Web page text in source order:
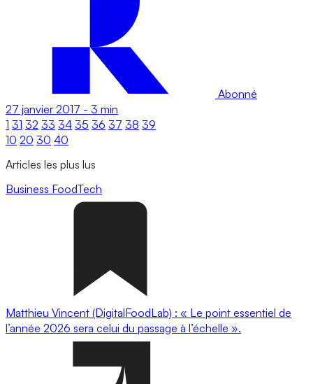
Abonné
27 janvier 2017 - 3 min
1 31 32 33 34 35 36 37 38 39
10 20 30 40
Articles les plus lus
Business FoodTech
Matthieu Vincent (DigitalFoodLab) : « Le point essentiel de
l’année 2026 sera celui du passage à l’échelle ».